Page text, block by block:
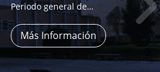
Periodo general de
automatrícula:
- del 9 al 31 de julio,
- y del 1 al 4 de septiembre
Más Información